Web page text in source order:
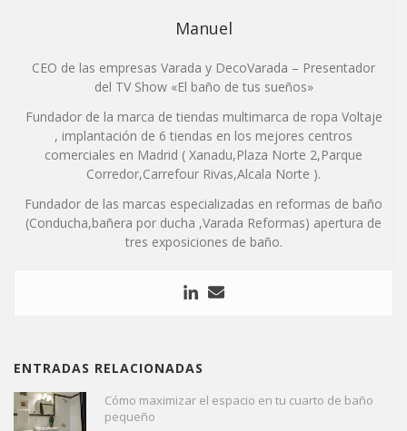
Manuel
CEO de las empresas Varada y DecoVarada – Presentador
del TV Show «El baño de tus sueños»
Fundador de la marca de tiendas multimarca de ropa Voltaje
, implantación de 6 tiendas en los mejores centros
comerciales en Madrid ( Xanadu,Plaza Norte 2,Parque
Corredor,Carrefour Rivas,Alcala Norte ).
Fundador de las marcas especializadas en reformas de baño
(Conducha,bañera por ducha ,Varada Reformas) apertura de
tres exposiciones de baño.
ENTRADAS RELACIONADAS
Cómo maximizar el espacio en tu cuarto de baño
pequeño